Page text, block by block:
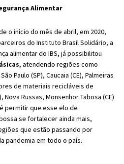
Alimentar
o início do mês de abril, em 2020,
do Instituto Brasil Solidário, a
alimentar do IBS, já possibilitou
, atendendo regiões como
Paulo (SP), Caucaia (CE), Palmeiras
de materiais recicláveis de
Nova Russas, Monsenhor Tabosa (CE)
permitir que esse elo de
se fortalecer ainda mais,
que estão passando por
pandemia em todo o país.